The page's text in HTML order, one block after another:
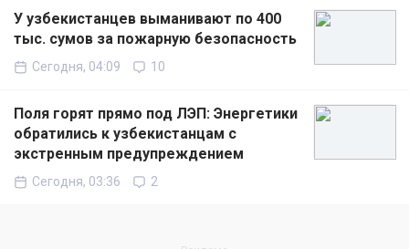
У узбекистанцев выманивают по 400
тыс. сумов за пожарную безопасность
Сегодня, 04:09 10
Поля горят прямо под ЛЭП: Энергетики
обратились к узбекистанцам с
экстренным предупреждением
Сегодня, 03:36 2